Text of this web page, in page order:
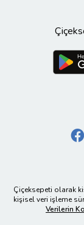
Çiçeksepeti olarak
kişisel veri işleme
Verilerin